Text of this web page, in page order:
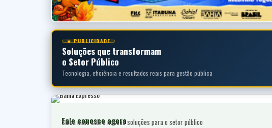
★ PUBLICIDADE
Soluções que transformam
o Setor Público
Tecnologia, eficiência e resultados reais para gestão pública
Fale conosco agora
Saiba mais sobre nossas soluções para o setor público